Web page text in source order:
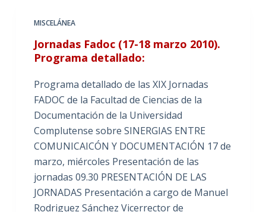
MISCELÁNEA
Jornadas Fadoc (17-18 marzo 2010).
Programa detallado:
Programa detallado de las XIX Jornadas
FADOC de la Facultad de Ciencias de la
Documentación de la Universidad
Complutense sobre SINERGIAS ENTRE
COMUNICAICÓN Y DOCUMENTACIÓN 17 de
marzo, miércoles Presentación de las
jornadas 09.30 PRESENTACIÓN DE LAS
JORNADAS Presentación a cargo de Manuel
Rodriguez Sánchez Vicerrector de